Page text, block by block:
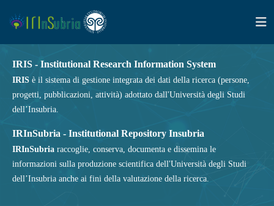
IRIS - Institutional Research Information System
IRIS è il sistema di gestione integrata dei dati della ricerca (persone,
progetti, pubblicazioni, attività) adottato dall'Università degli Studi
dell’Insubria.
IRInSubria - Institutional Repository Insubria
IRInSubria raccoglie, conserva, documenta e dissemina le
informazioni sulla produzione scientifica dell'Università degli Studi
dell’Insubria anche ai fini della valutazione della ricerca.